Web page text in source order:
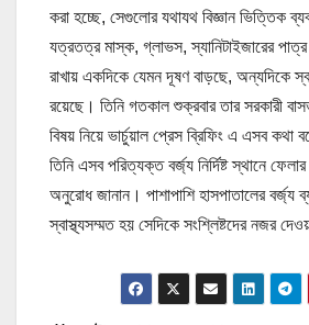
করা হচ্ছে, সেগুলোর যথাযথ বিজ্ঞান ভিত্তিক
যত্রতত্র মাস্ক, গ্লাভস, স্যানিটাইজারের পাত্র
রাখায় একদিকে যেমন দূষণ বাড়ছে, অন্যদিকে
রয়েছে। তিনি গতকাল শুক্রবার তার সরকারী
বিষয় নিয়ে ভার্চুয়াল প্রেস ব্রিফিং এ এসব কথা
তিনি এসব পরিত্যক্ত বর্জ্য নির্দিষ্ট স্থানে
অনুরোধ জানান। পাশাপাশি হাসপাতালের বর্জ্য
স্বাস্থ্যসম্মত হয় সেদিকে সংশ্লিষ্টদের নজর